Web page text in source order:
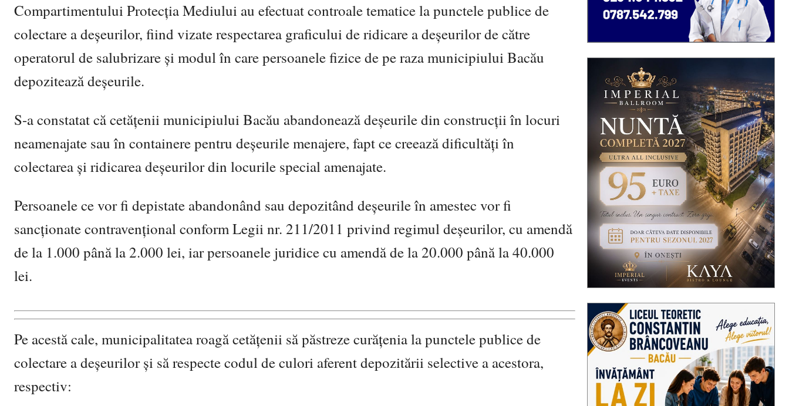
Compartimentului Protecția Mediului au efectuat controale tematice la punctele publice de
colectare a deșeurilor, fiind vizate respectarea graficului de ridicare a deșeurilor de către
operatorul de salubrizare și modul în care persoanele fizice de pe raza municipiului Bacău
depozitează deșeurile.
S-a constatat că cetățenii municipiului Bacău abandonează deșeurile din construcții în locuri
neamenajate sau în containere pentru deșeurile menajere, fapt ce creează dificultăți în
colectarea și ridicarea deșeurilor din locurile special amenajate.
Persoanele ce vor fi depistate abandonând sau depozitând deșeurile în amestec vor fi
sancționate contravențional conform Legii nr. 211/2011 privind regimul deșeurilor, cu amendă
de la 1.000 până la 2.000 lei, iar persoanele juridice cu amendă de la 20.000 până la 40.000
lei.
Pe acestă cale, municipalitatea roagă cetățenii să păstreze curățenia la punctele publice de
colectare a deșeurilor și să respecte codul de culori aferent depozitării selective a acestora,
respectiv: